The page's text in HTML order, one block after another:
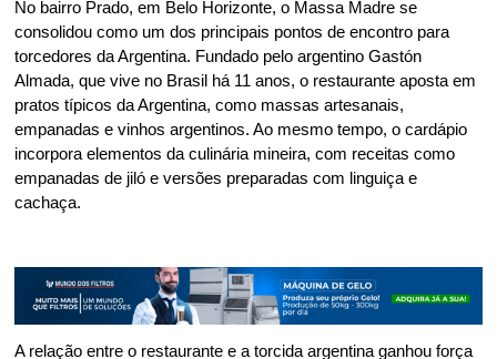
No bairro Prado, em Belo Horizonte, o Massa Madre se
consolidou como um dos principais pontos de encontro para
torcedores da Argentina. Fundado pelo argentino Gastón
Almada, que vive no Brasil há 11 anos, o restaurante aposta em
pratos típicos da Argentina, como massas artesanais,
empanadas e vinhos argentinos. Ao mesmo tempo, o cardápio
incorpora elementos da culinária mineira, com receitas como
empanadas de jiló e versões preparadas com linguiça e
cachaça.
A relação entre o restaurante e a torcida argentina ganhou força